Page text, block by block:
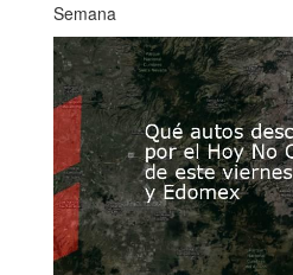
Semana